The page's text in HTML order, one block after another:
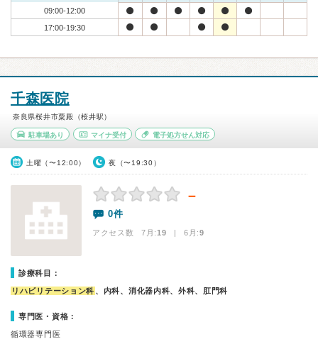
09:00-12:00
17:00-19:30
千森医院
奈良県桜井市粟殿（桜井駅）
駐車場あり マイナ受付 電子処方せん対応
土曜（〜12:00） 夜（〜19:30）
－
0件
アクセス数 7月:19 | 6月:9
診療科目：
リハビリテーション科 、内科、消化器内科、外科、肛門科
専門医・資格：
循環器専門医